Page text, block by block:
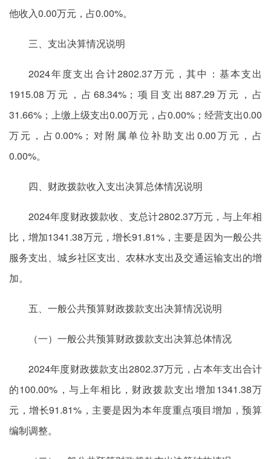
他收入0.00万元，占0.00%。
三、支出决算情况说明
2024年度支出合计2802.37万元，其中：基本支出
1915.08万元，占68.34%；项目支出887.29万元，占
31.66%；上缴上级支出0.00万元，占0.00%；经营支出0.00
万元，占0.00%；对附属单位补助支出0.00万元，占
0.00%。
四、财政拨款收入支出决算总体情况说明
2024年度财政拨款收、支总计2802.37万元，与上年相
比，增加1341.38万元，增长91.81%，主要是因为一般公共
服务支出、城乡社区支出、农林水支出及交通运输支出的增
加。
五、一般公共预算财政拨款支出决算情况说明
（一）一般公共预算财政拨款支出决算总体情况
2024年度财政拨款支出2802.37万元，占本年支出合计
的100.00%，与上年相比，财政拨款支出增加1341.38万
元，增长91.81%，主要是因为本年度重点项目增加，预算
编制调整。